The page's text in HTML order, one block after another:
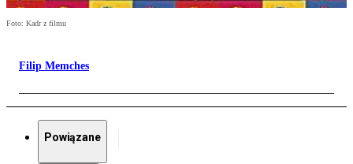
Foto: Kadr z filmu
Filip Memches
Powiązane